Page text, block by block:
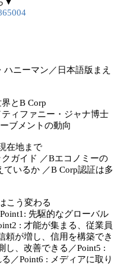
ニーマン／日本語版まえ
とB Corp
ィファニー・ジャナ博士
ブメントの動向
在地まで
ガイド ／Bエコノミーの
いるか ／B Corp認証は多
こう変わる
先駆的なグローバル
: 才能が集まる、従業員
頼が増し、信用を構築でき
し、改善できる／Point5 :
／Point6 : メディアに取り